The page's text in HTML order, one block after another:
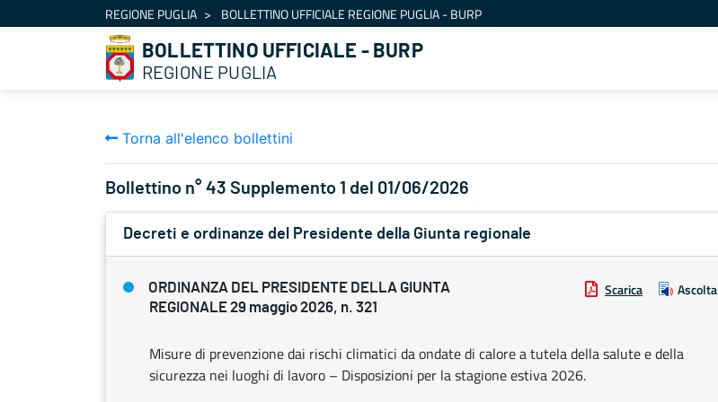
Salta al contenutoREGIONE PUGLIA BOLLETTINO UFFICIALE REGIONE PUGLIA - BURP
BOLLETTINO UFFICIALE - BURP
REGIONE PUGLIA
Torna all'elenco bollettini
Bollettino n° 43 Supplemento 1 del 01/06/2026
Decreti e ordinanze del Presidente della Giunta regionale
ORDINANZA DEL PRESIDENTE DELLA GIUNTA
REGIONALE 29 maggio 2026, n. 321
Scarica Ascolta
Misure di prevenzione dai rischi climatici da ondate di calore a tutela della salute e della
sicurezza nei luoghi di lavoro – Disposizioni per la stagione estiva 2026.